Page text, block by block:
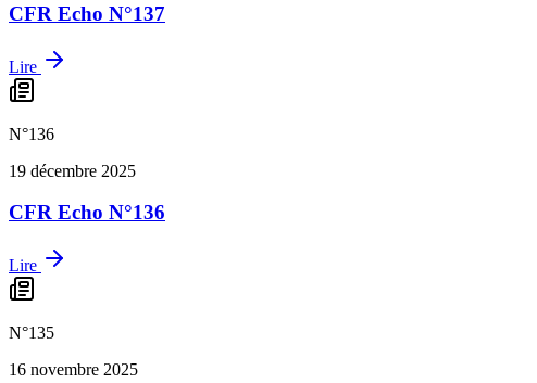
CFR Echo N°137
Lire
N°136
19 décembre 2025
CFR Echo N°136
Lire
N°135
16 novembre 2025